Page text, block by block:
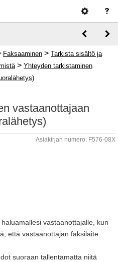
Faksaaminen > Tarkista sisältö ja
> Yhteyden tarkistaminen
vastaanottajaan
Asiakirjan numero: F576-08X
vastaanottajalle, kun
että vastaanottajan faksilaite
suoraan tallentamatta niitä